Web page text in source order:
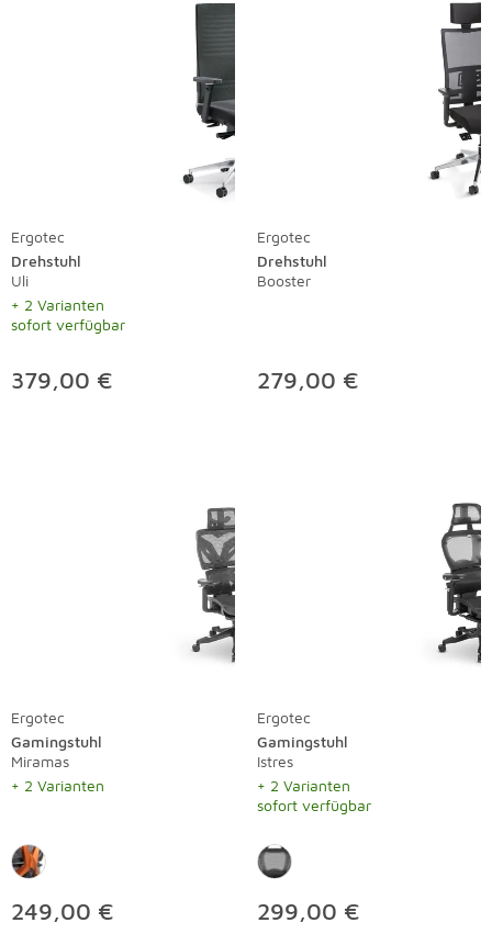
Ergotec
Drehstuhl
Uli
+ 2 Varianten
sofort verfügbar
379,00 €
Ergotec
Drehstuhl
Booster
279,00 €
Ergotec
Gamingstuhl
Miramas
+ 2 Varianten
249,00 €
Ergotec
Gamingstuhl
Istres
+ 2 Varianten
sofort verfügbar
299,00 €